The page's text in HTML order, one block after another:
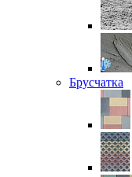
Брусчатка